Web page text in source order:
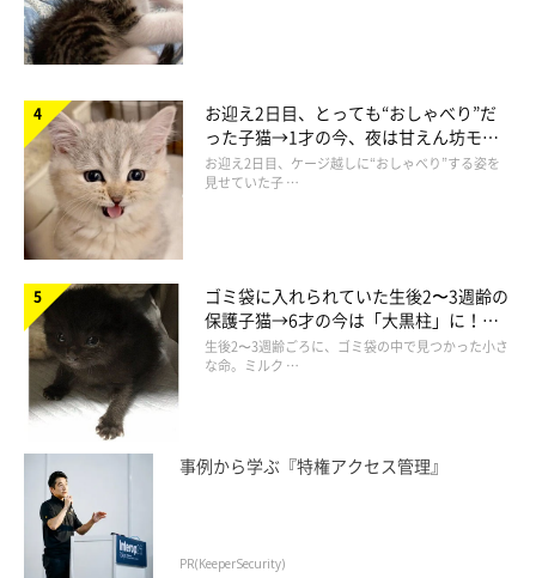
お迎え2日目、とっても“おしゃべり”だ
った子猫→1才の今、夜は甘えん坊モー
ドになるコに成長！
お迎え2日目、ケージ越しに“おしゃべり”する姿を
見せていた子 …
ゴミ袋に入れられていた生後2〜3週齢の
保護子猫→6才の今は「大黒柱」に！
美しい黒猫に成長した姿にグッとくる
生後2〜3週齢ごろに、ゴミ袋の中で見つかった小さ
な命。ミルク …
事例から学ぶ『特権アクセス管理』
PR(KeeperSecurity)